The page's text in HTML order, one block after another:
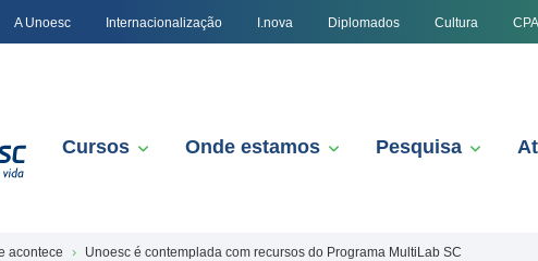
A Unoesc Internacionalização I.nova Diplomados Cultura CPA
Cursos Onde estamos Pesquisa
acontece Unoesc é contemplada com recursos do Programa MultiLab SC